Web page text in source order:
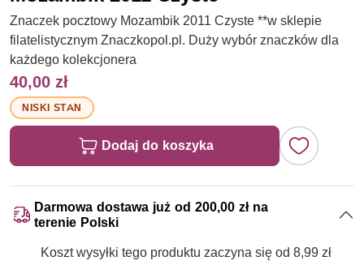
Znaczek pocztowy Mozambik 2011 Czyste **w sklepie
filatelistycznym Znaczkopol.pl. Duży wybór znaczków dla
każdego kolekcjonera
40,00 zł
NISKI STAN
Dodaj do koszyka
Darmowa dostawa już od 200,00 zł na
terenie Polski
Koszt wysyłki tego produktu zaczyna się od 8,99 zł